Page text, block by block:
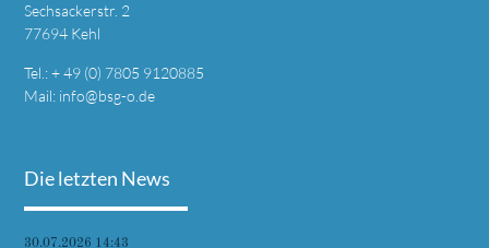
Sechsackerstr. 2
77694 Kehl
Tel.: + 49 (0) 7805 9120885
Mail: info@bsg-o.de
Die letzten News
30.07.2026 14:43